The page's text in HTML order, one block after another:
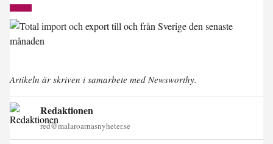
Artikeln är skriven i samarbete med Newsworthy.
Redaktionen
red@malaroarnasnyheter.se